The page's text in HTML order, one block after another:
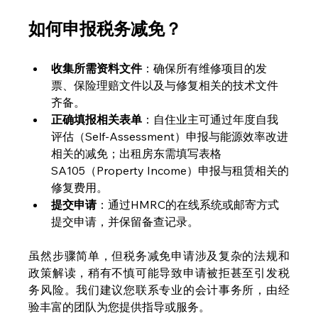
如何申报税务减免？
收集所需资料文件：确保所有维修项目的发
票、保险理赔文件以及与修复相关的技术文件
齐备。
正确填报相关表单 ：自住业主可通过年度自我
评估（Self-Assessment）申报与能源效率改进
相关的减免；出租房东需填写表格
SA105（Property Income）申报与租赁相关的
修复费用。
提交申请：通过HMRC的在线系统或邮寄方式
提交申请，并保留备查记录。
虽然步骤简单，但税务减免申请涉及复杂的法规和
政策解读，稍有不慎可能导致申请被拒甚至引发税
务风险。我们建议您联系专业的会计事务所，由经
验丰富的团队为您提供指导或服务。